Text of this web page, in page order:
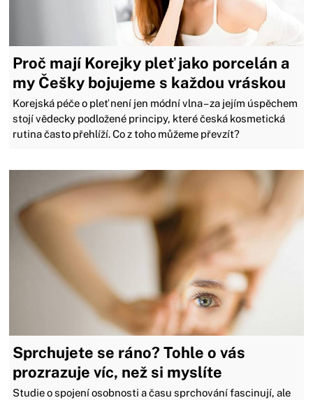
Proč mají Korejky pleť jako porcelán a
my Češky bojujeme s každou vráskou
Korejská péče o pleť není jen módní vlna – za jejím úspěchem
stojí vědecky podložené principy, které česká kosmetická
rutina často přehlíží. Co z toho můžeme převzít?
Sprchujete se ráno? Tohle o vás
prozrazuje víc, než si myslíte
Studie o spojení osobnosti a času sprchování fascinují, ale